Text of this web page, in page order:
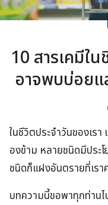
10 สารเคมีใน
อาจพบบ่อยแ
ในชีวิตประจำวันของเร
องข้าม หลายชนิดมีประ
ชนิดก็แฝงอันตรายที่เรา
บทความนี้ขอพาทุกท่าน